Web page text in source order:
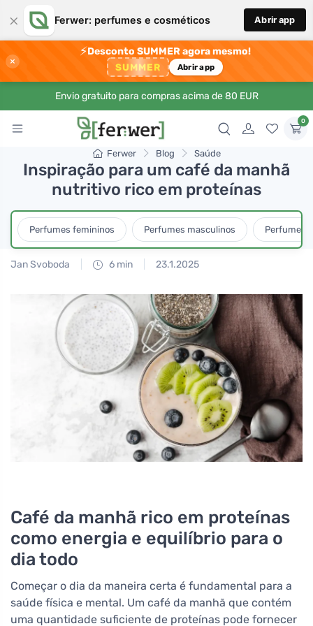
× Ferwer: perfumes e cosméticos Abrir app
×
⚡Desconto SUMMER agora mesmo!
SUMMER Abrir app
Envio gratuito para compras acima de 80 EUR
0
Ferwer Blog Saúde
Inspiração para um café da manhã
nutritivo rico em proteínas
Perfumes femininos Perfumes masculinos Perfumes
Jan Svoboda 6 min 23.1.2025
Café da manhã rico em proteínas
como energia e equilíbrio para o
dia todo
Começar o dia da maneira certa é fundamental para a
saúde física e mental. Um café da manhã que contém
uma quantidade suficiente de proteínas pode fornecer